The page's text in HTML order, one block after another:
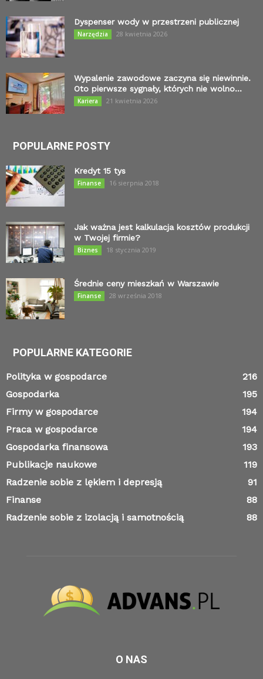
Dyspenser wody w przestrzeni publicznej
Narzędzia 28 kwietnia 2026
Wypalenie zawodowe zaczyna się niewinnie.
Oto pierwsze sygnały, których nie wolno...
Kariera 21 kwietnia 2026
POPULARNE POSTY
Kredyt 15 tys
Finanse 16 sierpnia 2018
Jak ważna jest kalkulacja kosztów produkcji
w Twojej firmie?
Biznes 18 stycznia 2019
Średnie ceny mieszkań w Warszawie
Finanse 28 września 2018
POPULARNE KATEGORIE
Polityka w gospodarce
216
Gospodarka
195
Firmy w gospodarce
194
Praca w gospodarce
194
Gospodarka finansowa
193
Publikacje naukowe
119
Radzenie sobie z lękiem i depresją
91
Finanse
88
Radzenie sobie z izolacją i samotnością
88
O NAS